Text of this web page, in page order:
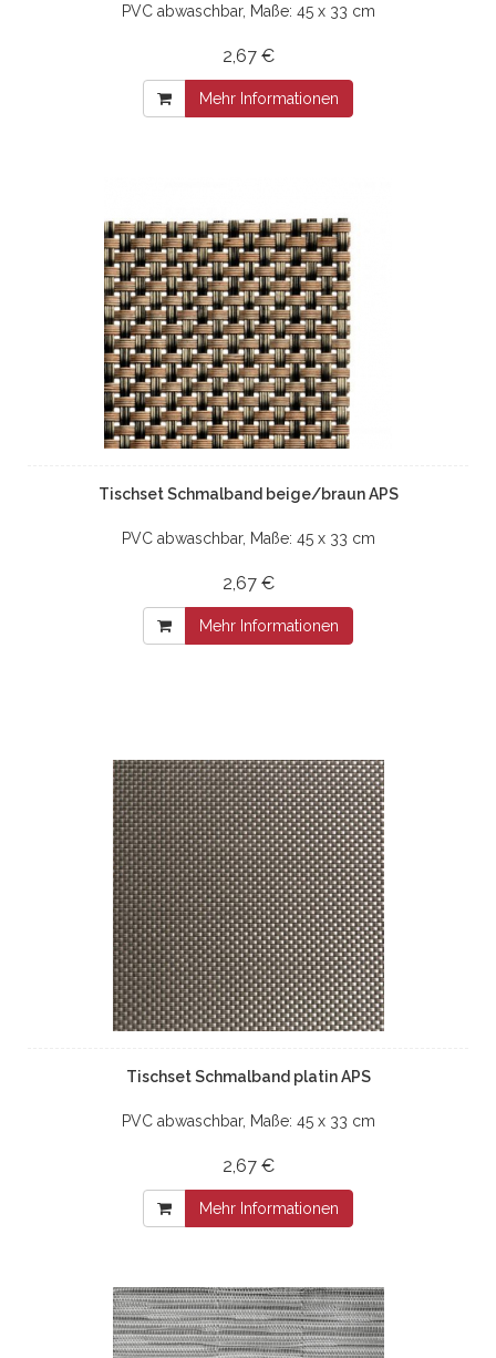
PVC abwaschbar, Maße: 45 x 33 cm
2,67 €
Mehr Informationen
Tischset Schmalband beige/braun APS
PVC abwaschbar, Maße: 45 x 33 cm
2,67 €
Mehr Informationen
Tischset Schmalband platin APS
PVC abwaschbar, Maße: 45 x 33 cm
2,67 €
Mehr Informationen